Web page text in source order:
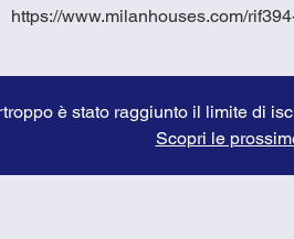
https://www.milanhouses.com/
è stato raggiunto il limite di
Scopri le